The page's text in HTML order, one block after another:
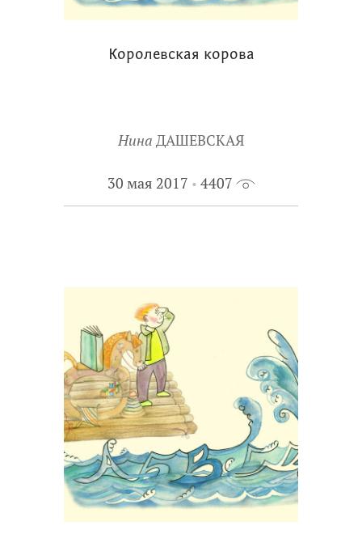
Королевская корова
Нина ДАШЕВСКАЯ
30 мая 2017 4407